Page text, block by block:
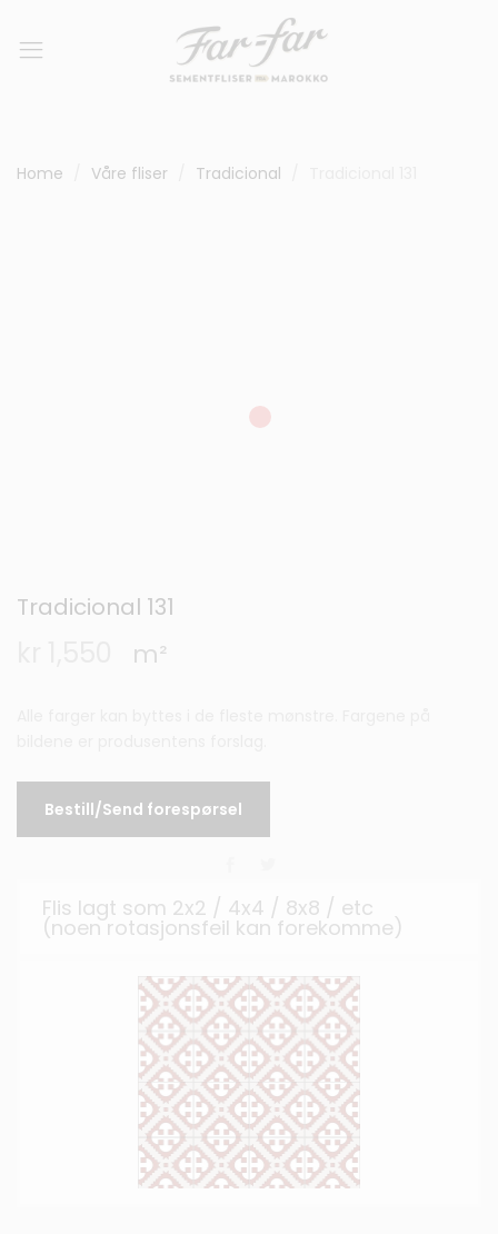
Home Våre fliser Tradicional
Tradicional 131
m²
Bestill/Send forespørsel
Flis lagt som 2x2 / 4x4 / 8x8 / etc
(noen rotasjonsfeil kan forekomme)